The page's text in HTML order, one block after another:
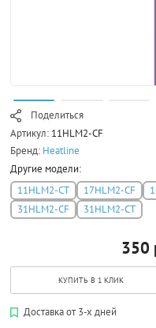
Поделиться
Артикул: 11HLM2-CF
Бренд: Heatline
Другие модели:
11HLM2-CT
17HLM2-CF
31HLM2-CF
31HLM2-CT
350
КУПИТЬ В 1 КЛИК
Доставка от 3-х дней